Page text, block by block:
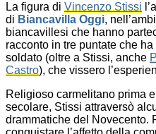
La figura di Vincenzo Stissi
di Biancavilla Oggi,
biancavillesi che hanno
racconto in tre puntate che
soldato (oltre a Stissi, anche
Castro), che vissero
Religioso carmelitano prima
secolare, Stissi attraversò
drammatiche del Novecento.